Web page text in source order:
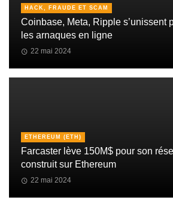
HACK, FRAUDE ET SCAM
Coinbase, Meta, Ripple s’unissent
les arnaques en ligne
22 mai 2024
ETHEREUM (ETH)
Farcaster lève 150M$ pour son
construit sur Ethereum
22 mai 2024